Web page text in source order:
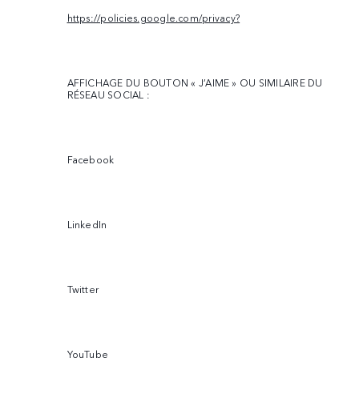
https://policies.google.com/privacy?
AFFICHAGE DU BOUTON « J’AIME » OU SIMILAIRE DU
RÉSEAU SOCIAL :
Facebook
LinkedIn
Twitter
YouTube